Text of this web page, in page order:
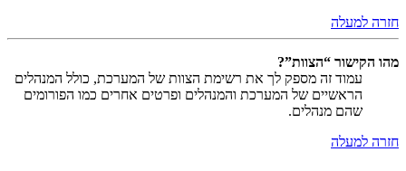
חזרה למעלה
מהו הקישור “הצוות”?
עמוד זה מספק לך את רשימת הצוות של המערכת, כולל המנהלים
הראשיים של המערכת והמנהלים ופרטים אחרים כמו הפורומים
שהם מנהלים.
חזרה למעלה